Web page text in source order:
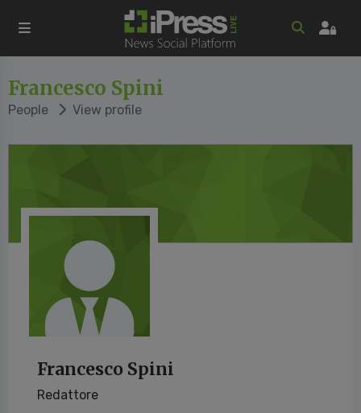
Francesco Spini
People View profile
Francesco Spini
Redattore